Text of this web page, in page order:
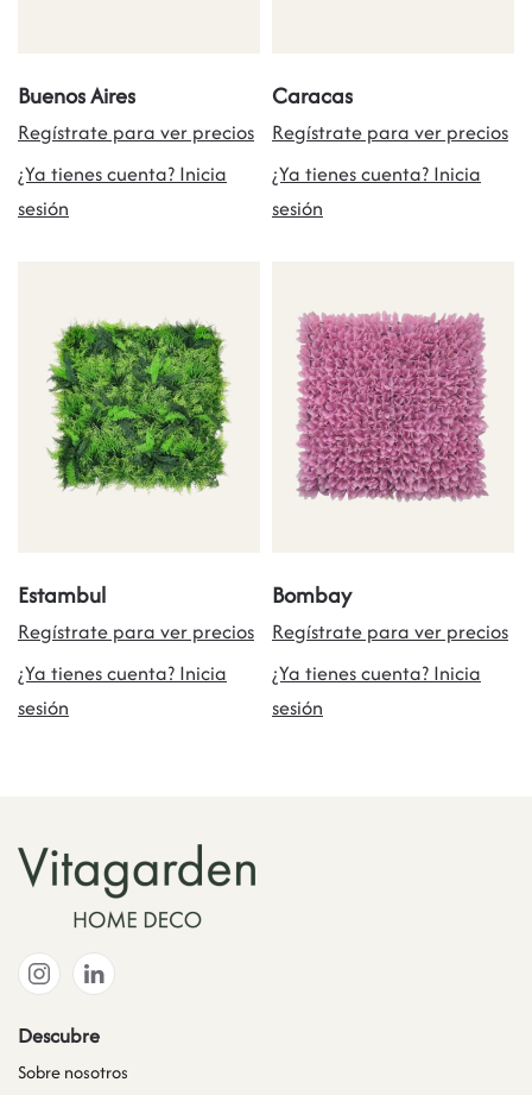
Buenos Aires
Regístrate para ver precios
¿Ya tienes cuenta? Inicia
sesión
Caracas
Regístrate para ver precios
¿Ya tienes cuenta? Inicia
sesión
Estambul
Regístrate para ver precios
¿Ya tienes cuenta? Inicia
sesión
Bombay
Regístrate para ver precios
¿Ya tienes cuenta? Inicia
sesión
Descubre
Sobre nosotros